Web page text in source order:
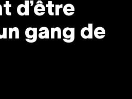
d’être
gang de